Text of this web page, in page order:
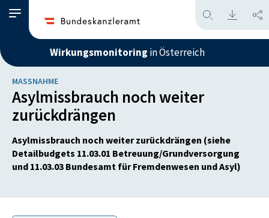
Wirkungsmonitoring in Österreich
MASSNAHME
Asylmissbrauch noch weiter
zurückdrängen
Asylmissbrauch noch weiter zurückdrängen (siehe
Detailbudgets 11.03.01 Betreuung/Grundversorgung
und 11.03.03 Bundesamt für Fremdenwesen und Asyl)